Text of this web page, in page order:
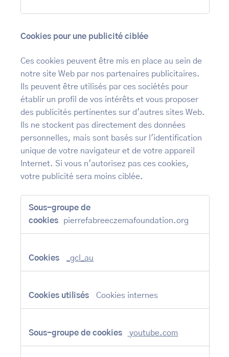
Cookies pour une publicité ciblée
Ces cookies peuvent être mis en place au sein de
notre site Web par nos partenaires publicitaires.
Ils peuvent être utilisés par ces sociétés pour
établir un profil de vos intérêts et vous proposer
des publicités pertinentes sur d'autres sites Web.
Ils ne stockent pas directement des données
personnelles, mais sont basés sur l'identification
unique de votre navigateur et de votre appareil
Internet. Si vous n'autorisez pas ces cookies,
votre publicité sera moins ciblée.
pour
une
pierrefabreeczemafoundation.org
_gcl_au
Cookies internes
youtube.com